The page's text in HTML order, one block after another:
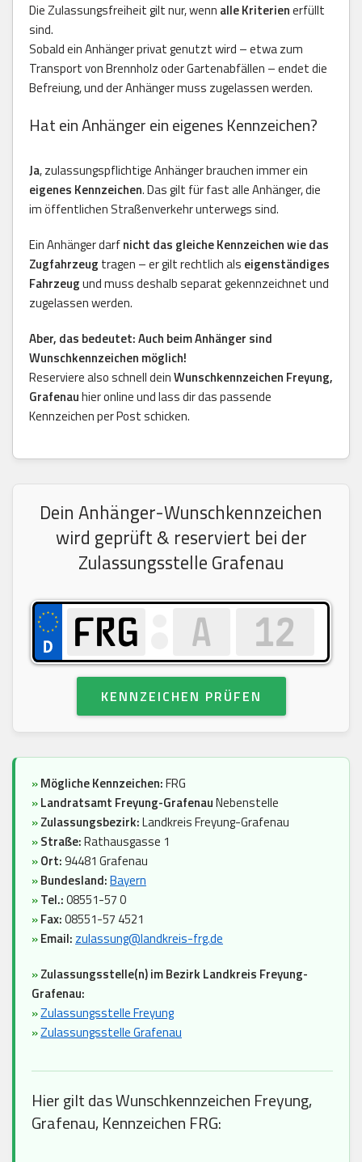
Die Zulassungsfreiheit gilt nur, wenn alle Kriterienerfüllt
sind.
Sobald ein Anhänger privat genutzt wird – etwa zum
Transport von Brennholz oder Gartenabfällen – endet die
Befreiung, und der Anhänger muss zugelassen werden.
Hat ein Anhänger ein eigenes Kennzeichen?
Ja, zulassungspflichtige Anhänger brauchen immer ein
eigenes Kennzeichen. Das gilt für fast alle Anhänger, die
im öffentlichen Straßenverkehr unterwegs sind.
Ein Anhänger darfnicht das gleiche Kennzeichen wie das
Zugfahrzeug tragen – er gilt rechtlich als eigenständiges
Fahrzeugund muss deshalb separat gekennzeichnet und
zugelassen werden.
Aber, das bedeutet: Auch beim Anhänger sind
Wunschkennzeichen möglich!
Reserviere also schnell deinWunschkennzeichen Freyung,
Grafenauhier online und lass dir das passende
Kennzeichen per Post schicken.
Dein Anhänger-Wunschkennzeichen
wird geprüft & reserviert bei der
Zulassungsstelle Grafenau
KENNZEICHEN PRÜFEN
»Mögliche Kennzeichen:FRG
»Landratsamt Freyung-GrafenauNebenstelle
»Zulassungsbezirk:Landkreis Freyung-Grafenau
»Straße:Rathausgasse 1
»Ort:94481 Grafenau
»Bundesland:Bayern
»Tel.:08551-57 0
»Fax:08551-57 4521
»Email: zulassung@landkreis-frg.de
»Zulassungsstelle(n) im Bezirk Landkreis Freyung-
Grafenau:
»Zulassungsstelle Freyung
»Zulassungsstelle Grafenau
Hier gilt das Wunschkennzeichen Freyung,
Grafenau, Kennzeichen FRG: